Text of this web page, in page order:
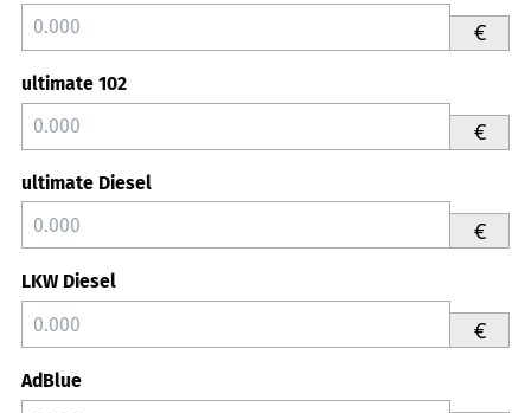
€
ultimate 102
€
ultimate Diesel
€
LKW Diesel
€
AdBlue